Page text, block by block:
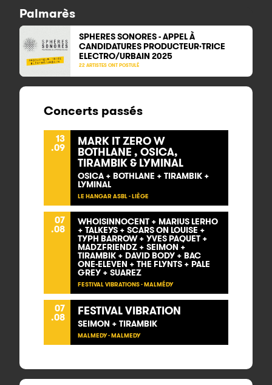
Palmarès
SPHERES SONORES - APPEL À
CANDIDATURES PRODUCTEUR·TRICE
ELECTRO/URBAIN 2025
22 ARTISTES ONT POSTULÉ
Concerts passés
13
.09 MARK IT ZERO W
BOTHLANE , OSICA,
TIRAMBIK & LYMINAL
OSICA + BOTHLANE + TIRAMBIK +
LYMINAL
LE HANGAR ASBL - LIÈGE
07
.08
WHOISINNOCENT + MARIUS LERHO
+ TALKEYS + SCARS ON LOUISE +
TYPH BARROW + YVES PAQUET +
MADZFRIENDZ + SEIMON +
TIRAMBIK + DAVID BODY + BAC
ONE-ELEVEN + THE FLYNTS + PALE
GREY + SUAREZ
FESTIVAL VIBRATIONS - MALMÉDY
07
.08 FESTIVAL VIBRATION
SEIMON + TIRAMBIK
MALMEDY - MALMEDY